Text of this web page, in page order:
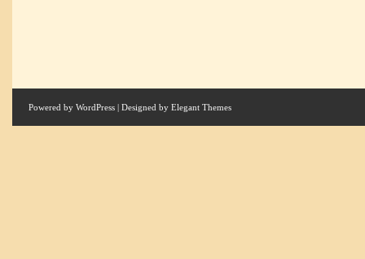
Powered by WordPress | Designed by Elegant Themes